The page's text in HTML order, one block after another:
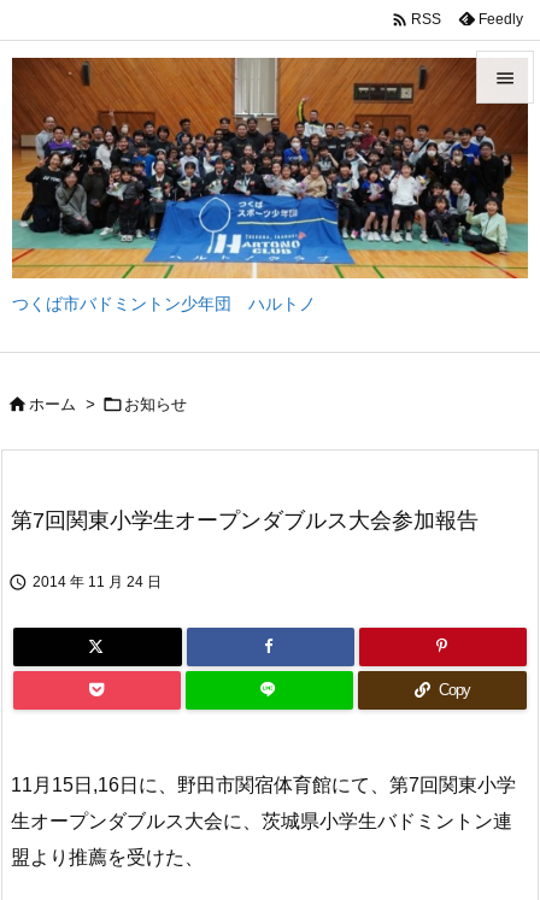
つくば市バドミントン少年団 ハルトノ


メニュ

サイド

前へ
 RSS Feedly
ホーム >  お知らせ
第7回関東小学生オープンダブルス大会参加報告
 2014 年 11 月 24 日
Copy
11月15日,16日に、野田市関宿体育館にて、第7回関東小学
生オープンダブルス大会に、茨城県小学生バドミントン連
盟より推薦を受けた、